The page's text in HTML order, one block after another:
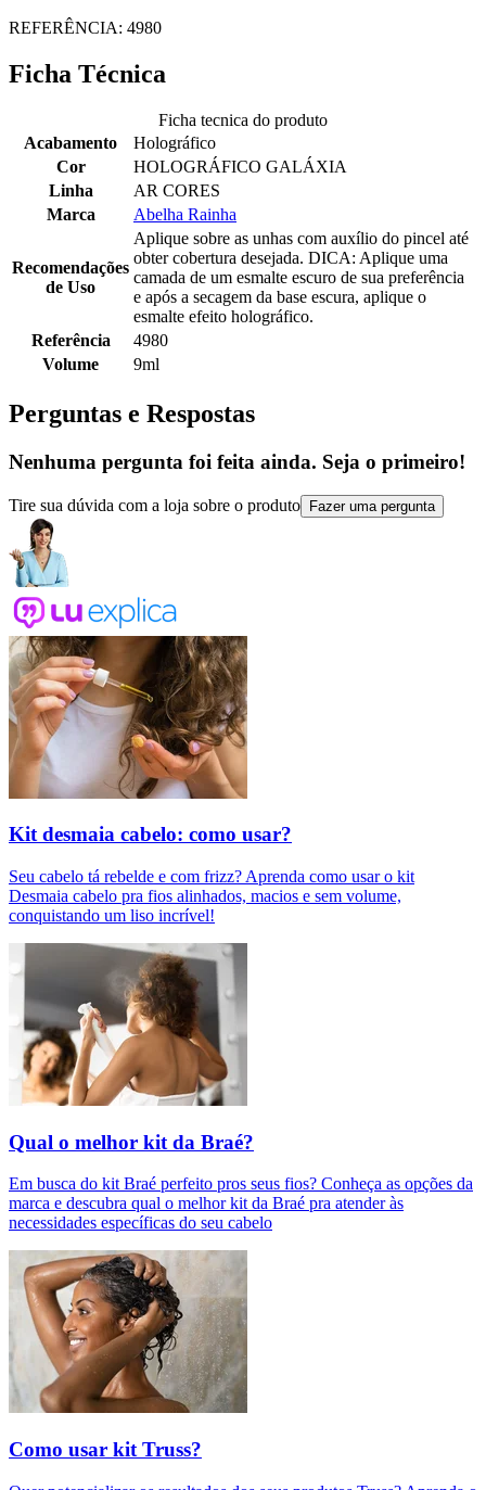
REFERÊNCIA: 4980
Ficha Técnica
Ficha tecnica do produto
Acabamento
Holográfico
Cor
HOLOGRÁFICO GALÁXIA
Linha
AR CORES
Marca
Abelha Rainha
Recomendações
de Uso
Aplique sobre as unhas com auxílio do pincel até
obter cobertura desejada. DICA: Aplique uma
camada de um esmalte escuro de sua preferência
e após a secagem da base escura, aplique o
esmalte efeito holográfico.
Referência
4980
Volume
9ml
Perguntas e Respostas
Nenhuma pergunta foi feita ainda. Seja o primeiro!
Tire sua dúvida com a loja sobre o produto Fazer uma pergunta
Kit desmaia cabelo: como usar?
Seu cabelo tá rebelde e com frizz? Aprenda como usar o kit
Desmaia cabelo pra fios alinhados, macios e sem volume,
conquistando um liso incrível!
Qual o melhor kit da Braé?
Em busca do kit Braé perfeito pros seus fios? Conheça as opções da
marca e descubra qual o melhor kit da Braé pra atender às
necessidades específicas do seu cabelo
Como usar kit Truss?